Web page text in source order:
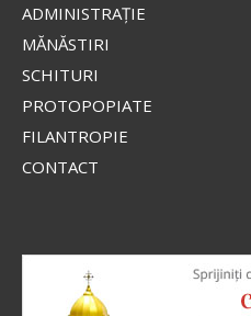
ADMINISTRAŢIE
MĂNĂSTIRI
SCHITURI
PROTOPOPIATE
FILANTROPIE
CONTACT